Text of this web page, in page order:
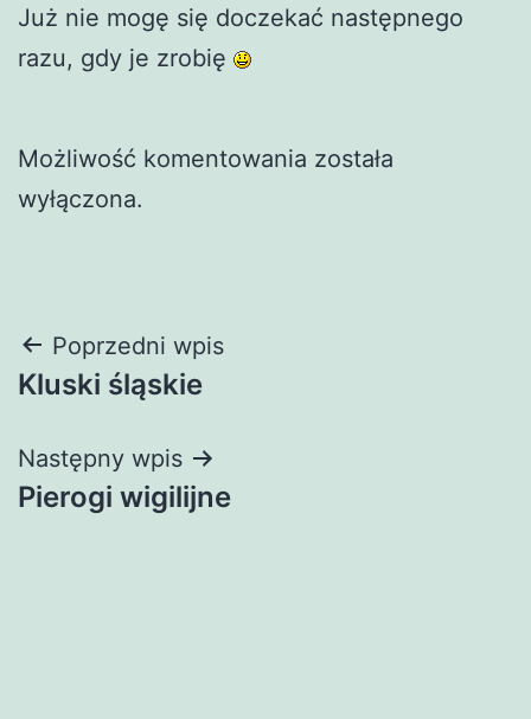
Już nie mogę się doczekać następnego
razu, gdy je zrobię
Możliwość komentowania została
wyłączona.
Nawigacja
wpisu
Poprzedni wpis
Kluski śląskie
Następny wpis
Pierogi wigilijne